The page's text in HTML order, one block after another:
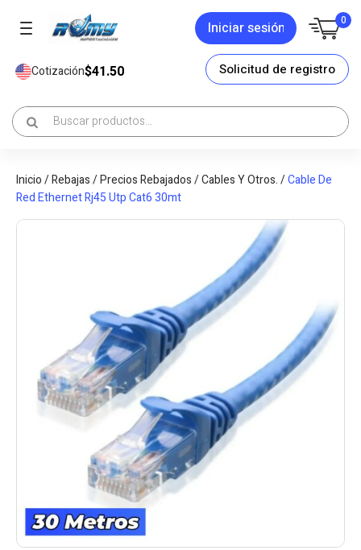
Iniciar sesión 0
Cotización$41.50 Solicitud de registro
Inicio/Rebajas/Precios Rebajados/Cables Y Otros./Cable De
Red Ethernet Rj45 Utp Cat6 30mt